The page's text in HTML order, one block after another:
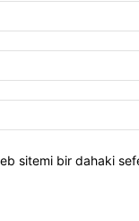
sitemi bir dahaki